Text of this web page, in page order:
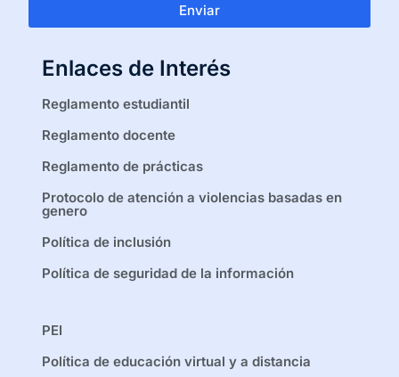
Enviar
Enlaces de Interés
Reglamento estudiantil
Reglamento docente
Reglamento de prácticas
Protocolo de atención a violencias basadas en
genero
Política de inclusión
Política de seguridad de la información
PEI
Política de educación virtual y a distancia